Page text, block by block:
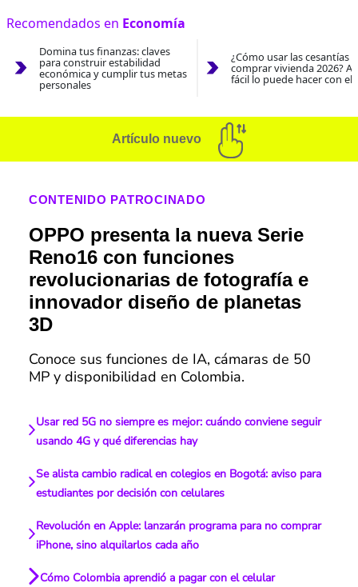
Recomendados en Economía
Domina tus finanzas: claves
para construir estabilidad
económica y cumplir tus metas
personales
¿Cómo usar las cesantías
comprar vivienda 2026?
fácil lo puede hacer con el
Artículo nuevo
CONTENIDO PATROCINADO
OPPO presenta la nueva Serie
Reno16 con funciones
revolucionarias de fotografía e
innovador diseño de planetas
3D
Conoce sus funciones de IA, cámaras de 50
MP y disponibilidad en Colombia.
Usar red 5G no siempre es mejor: cuándo conviene seguir
usando 4G y qué diferencias hay
Se alista cambio radical en colegios en Bogotá: aviso para
estudiantes por decisión con celulares
Revolución en Apple: lanzarán programa para no comprar
iPhone, sino alquilarlos cada año
Cómo Colombia aprendió a pagar con el celular